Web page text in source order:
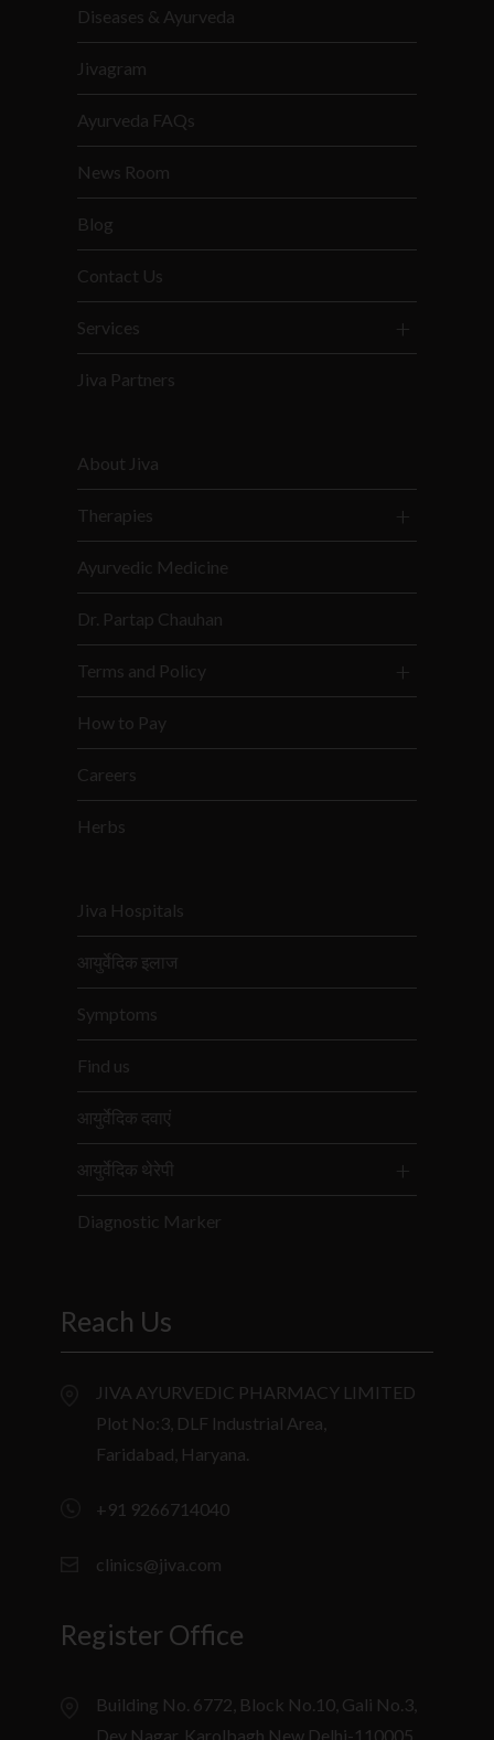
Diseases & Ayurveda
Jivagram
Ayurveda FAQs
News Room
Blog
Contact Us
Services
Jiva Partners
About Jiva
Therapies
Ayurvedic Medicine
Dr. Partap Chauhan
Terms and Policy
How to Pay
Careers
Herbs
Jiva Hospitals
आयुर्वेदिक इलाज
Symptoms
Find us
आयुर्वेदिक दवाएं
आयुर्वेदिक थेरेपी
Diagnostic Marker
Reach Us
JIVA AYURVEDIC PHARMACY LIMITED
Plot No:3, DLF Industrial Area,
Faridabad, Haryana.
+91 9266714040
clinics@jiva.com
Register Office
Building No. 6772, Block No.10, Gali No.3,
Dev Nagar, Karolbagh New Delhi-110005